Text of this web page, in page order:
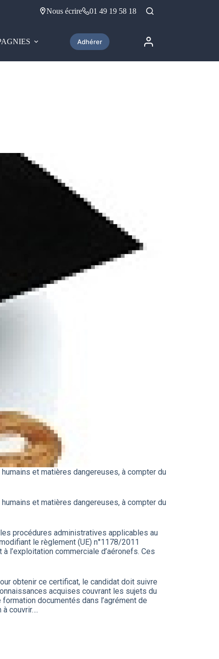
Nous écrire 01 49 19 58 18
Adhérer
et matières dangereuses, à compter du
et matières dangereuses, à compter du
procédures administratives applicables au
le règlement (UE) n°1178/2011
l’exploitation commerciale d’aéronefs. Ces
obtenir ce certificat, le candidat doit suivre
acquises couvrant les sujets du
documentés dans l’agrément de
couvrir….